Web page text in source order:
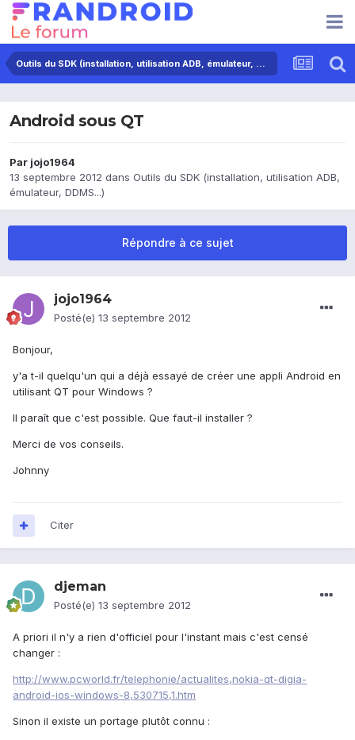
Outils du SDK (installation, utilisation ADB, émulateur, DDMS...)
Android sous QT
Par jojo1964
13 septembre 2012 dans Outils du SDK (installation, utilisation ADB,
émulateur, DDMS...)
Répondre à ce sujet
jojo1964
Posté(e) 13 septembre 2012
Bonjour,
y'a t-il quelqu'un qui a déjà essayé de créer une appli Android en
utilisant QT pour Windows ?
Il paraît que c'est possible. Que faut-il installer ?
Merci de vos conseils.
Johnny
Citer
djeman
Posté(e) 13 septembre 2012
A priori il n'y a rien d'officiel pour l'instant mais c'est censé
changer :
http://www.pcworld.fr/telephonie/actualites,nokia-qt-digia-
android-ios-windows-8,530715,1.htm
Sinon il existe un portage plutôt connu :